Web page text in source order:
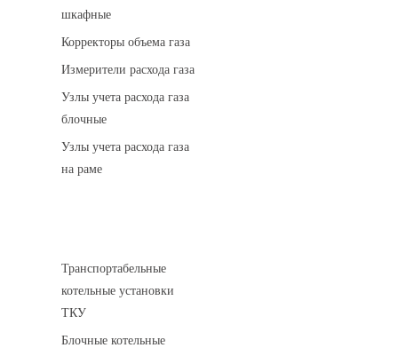
шкафные
Корректоры объема газа
Измерители расхода газа
Узлы учета расхода газа
блочные
Узлы учета расхода газа
на раме
Транспортабельные
котельные установки
ТКУ
Блочные котельные